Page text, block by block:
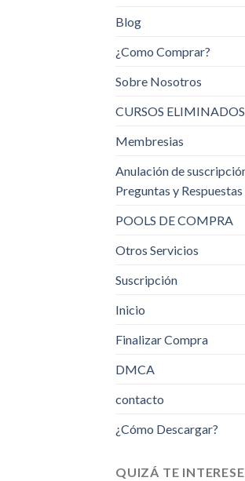
Blog
¿Como Comprar?
Sobre Nosotros
CURSOS ELIMINADOS
Membresias
Anulación de
Preguntas y Respuestas
POOLS DE COMPRA
Otros Servicios
Suscripción
Inicio
Finalizar Compra
DMCA
contacto
¿Cómo Descargar?
QUIZÁ TE INTERESE